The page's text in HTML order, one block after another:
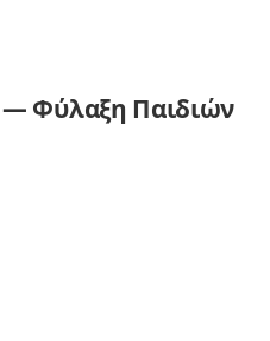
— Φύλαξη Παιδιών